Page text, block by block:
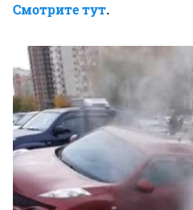
Смотрите тут.